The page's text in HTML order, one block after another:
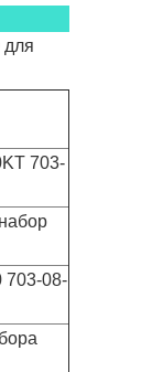
для
703-
703-08-